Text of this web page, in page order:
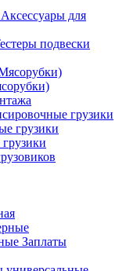
Аксессуары для
подвески
грузики
Заплаты